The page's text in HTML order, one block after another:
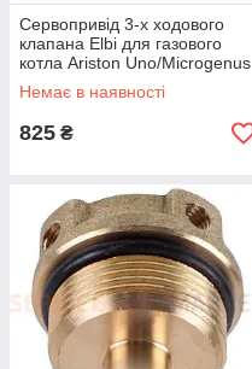
Сервопривід 3-х ходового
клапана Elbi для газового
котла Ariston Uno/Microgenus
391033000
Немає в наявності
825 ₴